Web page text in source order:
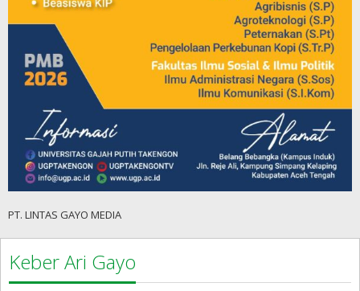
PT. LINTAS GAYO MEDIA
Keber Ari Gayo